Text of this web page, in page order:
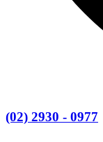
(02) 2930 - 0977